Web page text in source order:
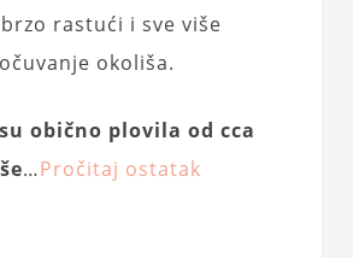
rastući i sve više
okoliša.
obično plovila od cca
…Pročitaj ostatak